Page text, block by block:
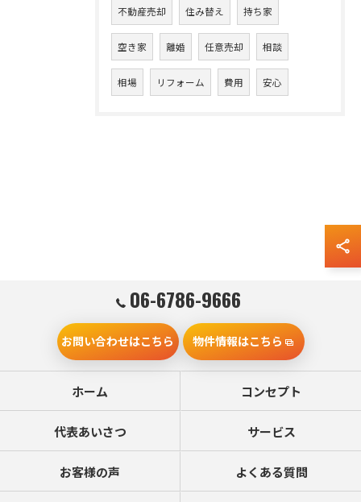
不動産売却 住み替え 持ち家
空き家 離婚 任意売却 相談
相場 リフォーム 費用 安心
06-6786-9666
お問い合わせはこちら 物件情報はこちら
ホーム コンセプト
代表あいさつ サービス
お客様の声 よくある質問